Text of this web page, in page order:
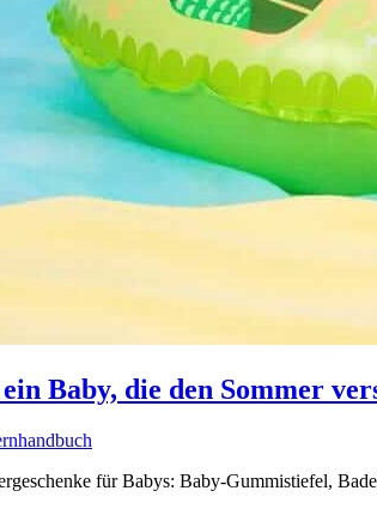
Baby, die den Sommer
für Babys: Baby-Gummistiefel,